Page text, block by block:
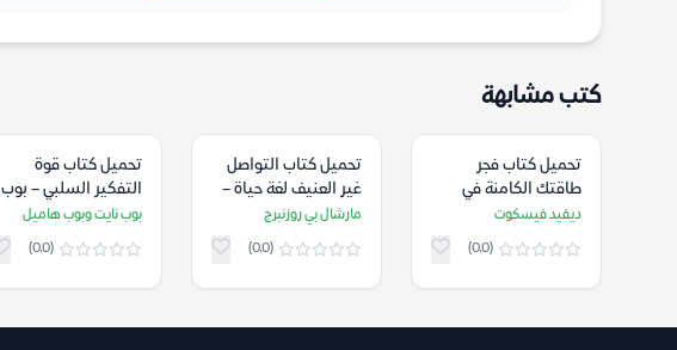
كتب مشابهة
تحميل كتاب فجر
طاقتك الكامنة في
الأوقات الصعبة –
ديفيد فيسكوت
ديفيد فيسكوت
(0.0)
تحميل كتاب التواصل
غير العنيف لغة حياة –
مارشال بي روزنبرج
مارشال بي روزنبرج
(0.0)
تحميل كتاب قوة
التفكير السلبي – بوب
نايت وبوب هاميل
بوب نايت وبوب هاميل
(0.0)